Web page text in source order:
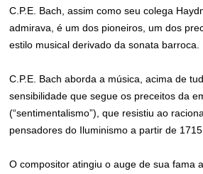
C.P.E. Bach, assim como seu colega
admirava, é um dos pioneiros, um dos
estilo musical derivado da sonata barroca.
C.P.E. Bach aborda a música, acima de
sensibilidade que segue os preceitos da
(“sentimentalismo”), que resistiu ao
pensadores do Iluminismo a partir de 1715.
O compositor atingiu o auge de sua fama